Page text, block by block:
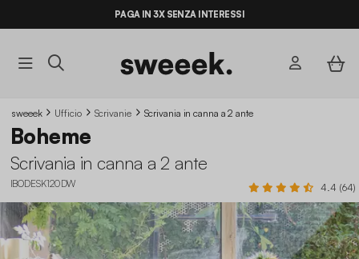
PAGA IN 3X SENZA INTERESSI
sweeek Ufficio Scrivanie Scrivania in canna a 2 ante
Boheme
Scrivania in canna a 2 ante
IBODESK120DW 4.4 (64)